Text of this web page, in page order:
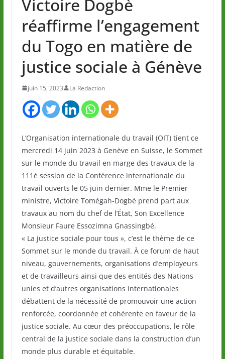
Victoire Dogbè
réaffirme l’engagement
du Togo en matière de
justice sociale à Génève
juin 15, 2023 La Redaction
L’Organisation internationale du travail (OIT) tient ce
mercredi 14 juin 2023 à Genève en Suisse, le Sommet
sur le monde du travail en marge des travaux de la
111è session de la Conférence internationale du
travail ouverts le 05 juin dernier. Mme le Premier
ministre, Victoire Tomégah-Dogbé prend part aux
travaux au nom du chef de l’État, Son Excellence
Monsieur Faure Essozimna Gnassingbé.
« La justice sociale pour tous », c’est le thème de ce
Sommet sur le monde du travail. À ce forum de haut
niveau, gouvernements, organisations d’employeurs
et de travailleurs ainsi que des entités des Nations
unies et d’autres organisations internationales
débattent de la nécessité de promouvoir une action
renforcée, coordonnée et cohérente en faveur de la
justice sociale. Au cœur des préoccupations, le rôle
central de la justice sociale dans la construction d’un
monde plus durable et équitable.